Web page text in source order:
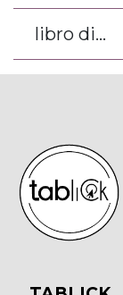
libro di...